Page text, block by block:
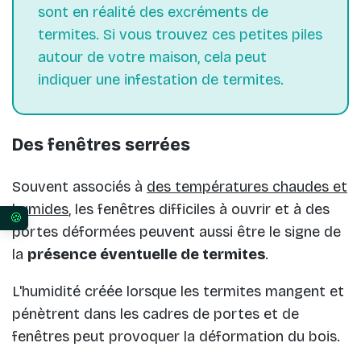
sont en réalité des excréments de
termites. Si vous trouvez ces petites piles
autour de votre maison, cela peut
indiquer une infestation de termites.
Des fenêtres serrées
Souvent associés à des températures chaudes et
humides, les fenêtres difficiles à ouvrir et à des
portes déformées peuvent aussi être le signe de
la présence éventuelle de termites.
L'humidité créée lorsque les termites mangent et
pénètrent dans les cadres de portes et de
fenêtres peut provoquer la déformation du bois.
Vos préférences en matière de consentement